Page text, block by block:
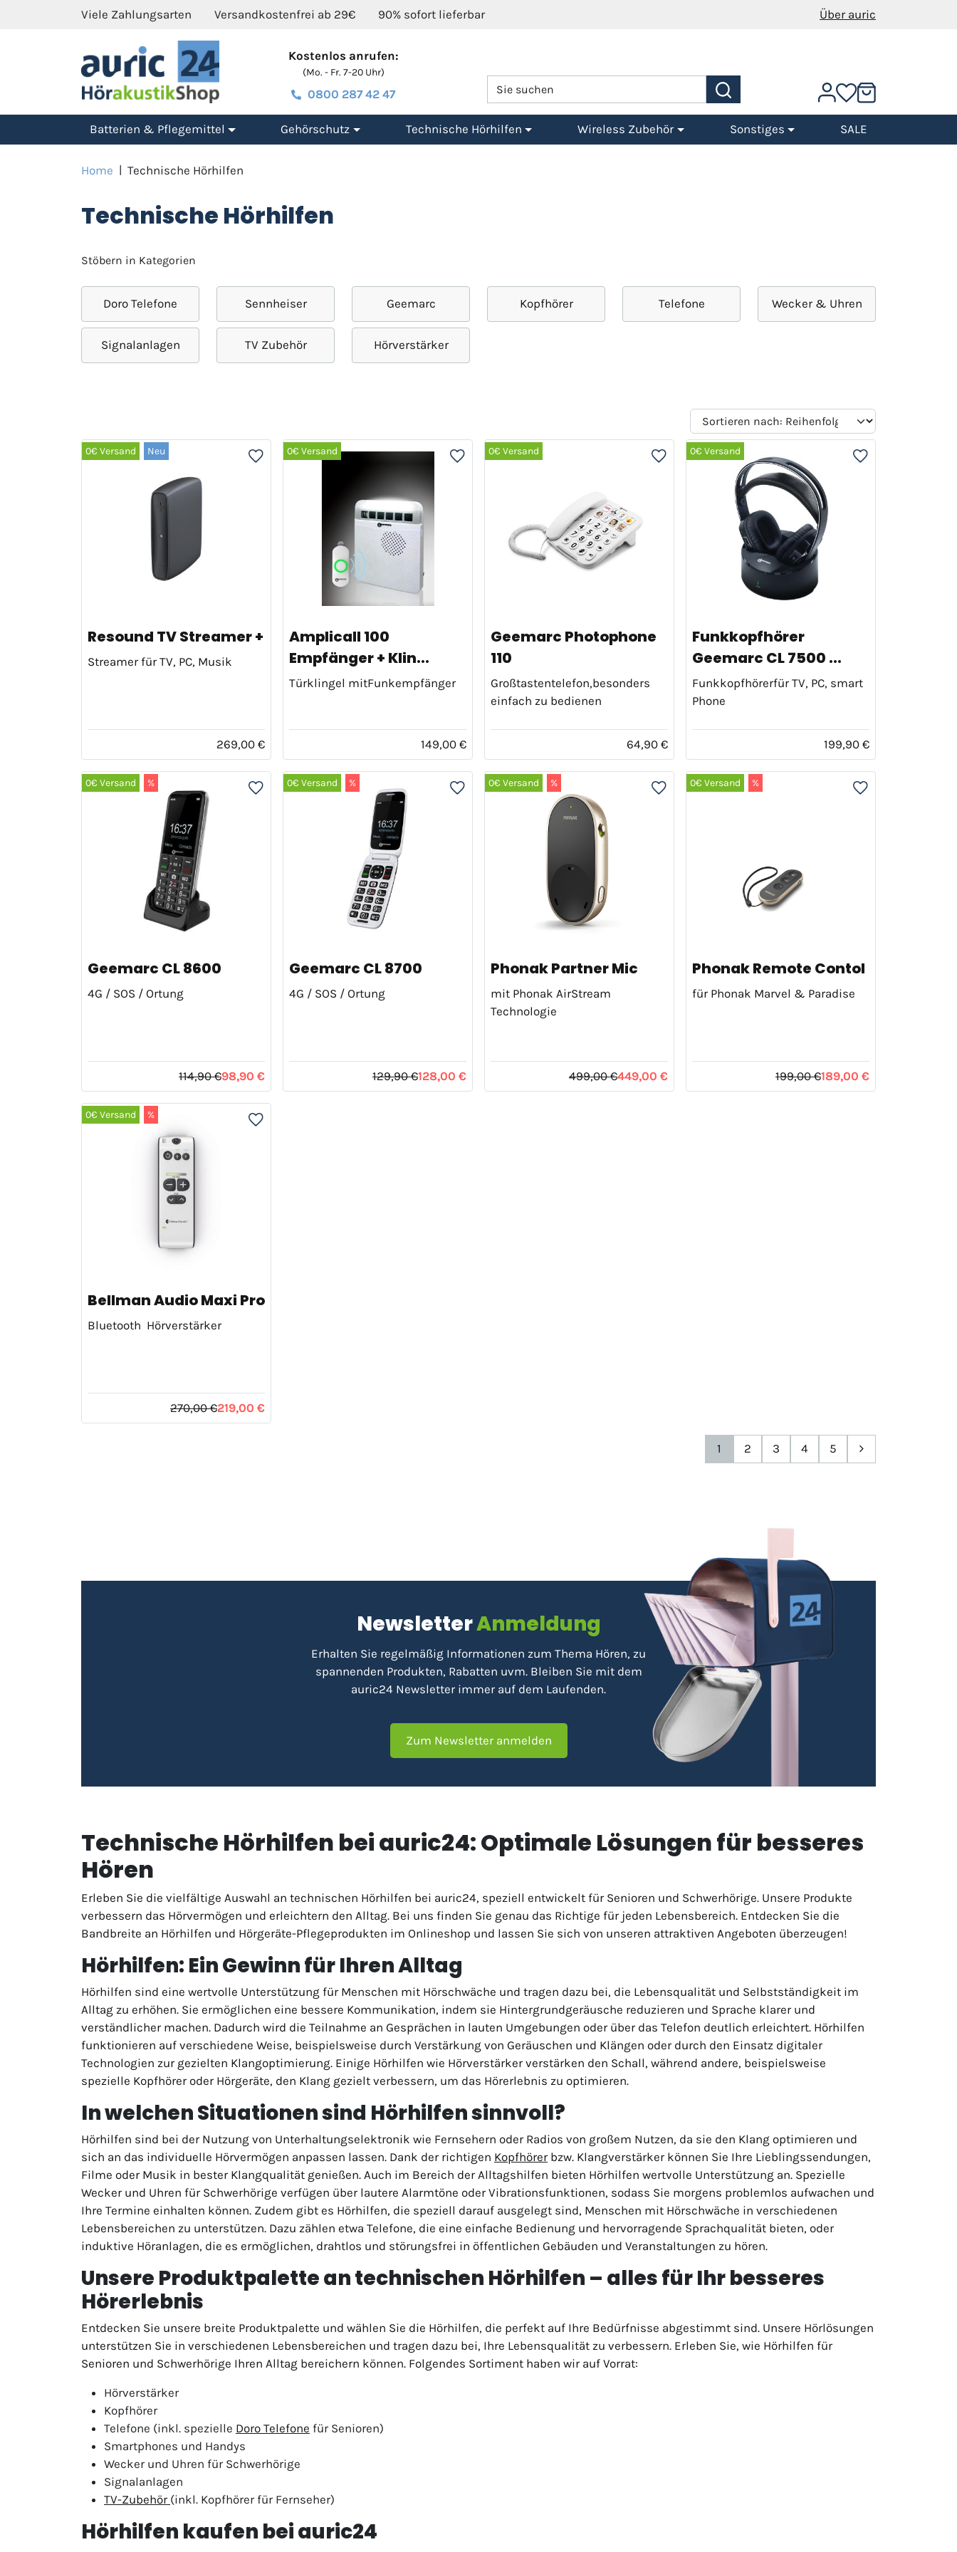
Viele Zahlungsarten Versandkostenfrei ab 29€ 90% sofort lieferbar Über auric
Kostenlos anrufen:
(Mo. - Fr. 7-20 Uhr)
0800 287 42 47
Batterien & Pflegemittel Gehörschutz Technische Hörhilfen Wireless Zubehör Sonstiges SALE
Home | Technische Hörhilfen
Technische Hörhilfen
Stöbern in Kategorien
Doro Telefone Sennheiser Geemarc Kopfhörer Telefone Wecker & Uhren
Signalanlagen TV Zubehör Hörverstärker
0€ Versand Neu
Resound TV Streamer +
Streamer für TV, PC, Musik
269,00 €
0€ Versand
Amplicall 100
Empfänger + Klin...
Türklingel mitFunkempfänger
149,00 €
0€ Versand
Geemarc Photophone
110
Großtastentelefon,besonders
einfach zu bedienen
64,90 €
0€ Versand
Funkkopfhörer
Geemarc CL 7500 ...
Funkkopfhörerfür TV, PC, smart
Phone
199,90 €
0€ Versand %
Geemarc CL 8600
4G / SOS / Ortung
114,90 €98,90 €
0€ Versand %
Geemarc CL 8700
4G / SOS / Ortung
129,90 €128,00 €
0€ Versand %
Phonak Partner Mic
mit Phonak AirStream
Technologie
499,00 €449,00 €
0€ Versand %
Phonak Remote Contol
für Phonak Marvel & Paradise
199,00 €189,00 €
0€ Versand %
Bellman Audio Maxi Pro
Bluetooth Hörverstärker
270,00 €219,00 €
1 2 3 4 5
NewsletterAnmeldung
Erhalten Sie regelmäßig Informationen zum Thema Hören, zu
spannenden Produkten, Rabatten uvm. Bleiben Sie mit dem
auric24 Newsletter immer auf dem Laufenden.
Zum Newsletter anmelden
Technische Hörhilfen bei auric24: Optimale Lösungen für besseres
Hören
Erleben Sie die vielfältige Auswahl an technischen Hörhilfen bei auric24, speziell entwickelt für Senioren und Schwerhörige. Unsere Produkte
verbessern das Hörvermögen und erleichtern den Alltag. Bei uns finden Sie genau das Richtige für jeden Lebensbereich. Entdecken Sie die
Bandbreite an Hörhilfen und Hörgeräte-Pflegeprodukten im Onlineshop und lassen Sie sich von unseren attraktiven Angeboten überzeugen!
Hörhilfen: Ein Gewinn für Ihren Alltag
Hörhilfen sind eine wertvolle Unterstützung für Menschen mit Hörschwäche und tragen dazu bei, die Lebensqualität und Selbstständigkeit im
Alltag zu erhöhen. Sie ermöglichen eine bessere Kommunikation, indem sie Hintergrundgeräusche reduzieren und Sprache klarer und
verständlicher machen. Dadurch wird die Teilnahme an Gesprächen in lauten Umgebungen oder über das Telefon deutlich erleichtert. Hörhilfen
funktionieren auf verschiedene Weise, beispielsweise durch Verstärkung von Geräuschen und Klängen oder durch den Einsatz digitaler
Technologien zur gezielten Klangoptimierung. Einige Hörhilfen wie Hörverstärker verstärken den Schall, während andere, beispielsweise
spezielle Kopfhörer oder Hörgeräte, den Klang gezielt verbessern, um das Hörerlebnis zu optimieren.
In welchen Situationen sind Hörhilfen sinnvoll?
Hörhilfen sind bei der Nutzung von Unterhaltungselektronik wie Fernsehern oder Radios von großem Nutzen, da sie den Klang optimieren und
sich an das individuelle Hörvermögen anpassen lassen. Dank der richtigen Kopfhörerbzw. Klangverstärker können Sie Ihre Lieblingssendungen,
Filme oder Musik in bester Klangqualität genießen. Auch im Bereich der Alltagshilfen bieten Hörhilfen wertvolle Unterstützung an. Spezielle
Wecker und Uhren für Schwerhörige verfügen über lautere Alarmtöne oder Vibrationsfunktionen, sodass Sie morgens problemlos aufwachen und
Ihre Termine einhalten können. Zudem gibt es Hörhilfen, die speziell darauf ausgelegt sind, Menschen mit Hörschwäche in verschiedenen
Lebensbereichen zu unterstützen. Dazu zählen etwa Telefone, die eine einfache Bedienung und hervorragende Sprachqualität bieten, oder
induktive Höranlagen, die es ermöglichen, drahtlos und störungsfrei in öffentlichen Gebäuden und Veranstaltungen zu hören.
Unsere Produktpalette an technischen Hörhilfen – alles für Ihr besseres
Hörerlebnis
Entdecken Sie unsere breite Produktpalette und wählen Sie die Hörhilfen, die perfekt auf Ihre Bedürfnisse abgestimmt sind. Unsere Hörlösungen
unterstützen Sie in verschiedenen Lebensbereichen und tragen dazu bei, Ihre Lebensqualität zu verbessern. Erleben Sie, wie Hörhilfen für
Senioren und Schwerhörige Ihren Alltag bereichern können. Folgendes Sortiment haben wir auf Vorrat:
Hörverstärker
Kopfhörer
Telefone (inkl. spezielle Doro Telefone für Senioren)
Smartphones und Handys
Wecker und Uhren für Schwerhörige
Signalanlagen
TV-Zubehör (inkl. Kopfhörer für Fernseher)
Hörhilfen kaufen bei auric24